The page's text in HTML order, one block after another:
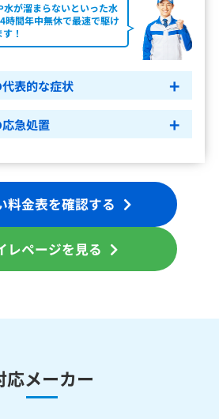
水が溜まらないといった水
時間年中無休で最速で駆け
！
表的な症状
急処置
料金表を確認する
レページを見る
応メーカー